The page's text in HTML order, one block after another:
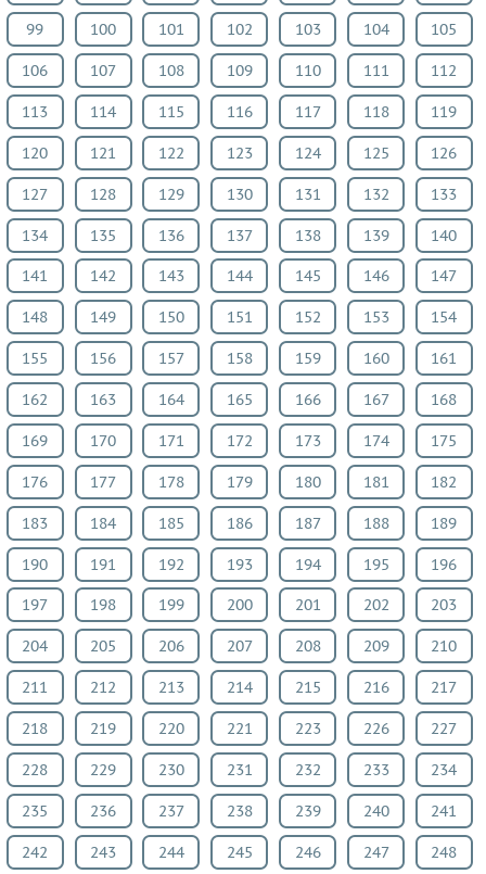
Обществознание
Черчение
Экология
Технология
Испанский
язык
Искусство
Китайский
язык
Кубановедение
Казахский
язык
Физкультура
ВИДЕОРЕШЕНИЯ
99 100 101 102 103 104 105
106 107 108 109 110 111 112
113 114 115 116 117 118 119
120 121 122 123 124 125 126
127 128 129 130 131 132 133
134 135 136 137 138 139 140
141 142 143 144 145 146 147
148 149 150 151 152 153 154
155 156 157 158 159 160 161
162 163 164 165 166 167 168
169 170 171 172 173 174 175
176 177 178 179 180 181 182
183 184 185 186 187 188 189
190 191 192 193 194 195 196
197 198 199 200 201 202 203
204 205 206 207 208 209 210
211 212 213 214 215 216 217
218 219 220 221 223 226 227
228 229 230 231 232 233 234
235 236 237 238 239 240 241
242 243 244 245 246 247 248